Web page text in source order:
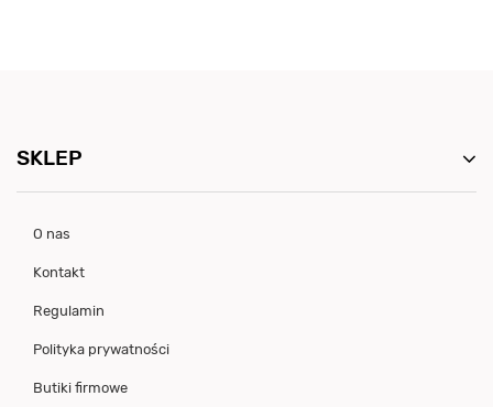
SKLEP
O nas
Kontakt
Regulamin
Polityka prywatności
Butiki firmowe